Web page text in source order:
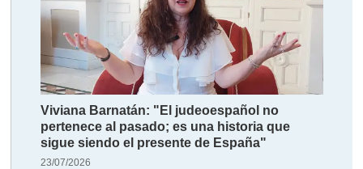
Viviana Barnatán: "El judeoespañol no
pertenece al pasado; es una historia que
sigue siendo el presente de España"
23/07/2026